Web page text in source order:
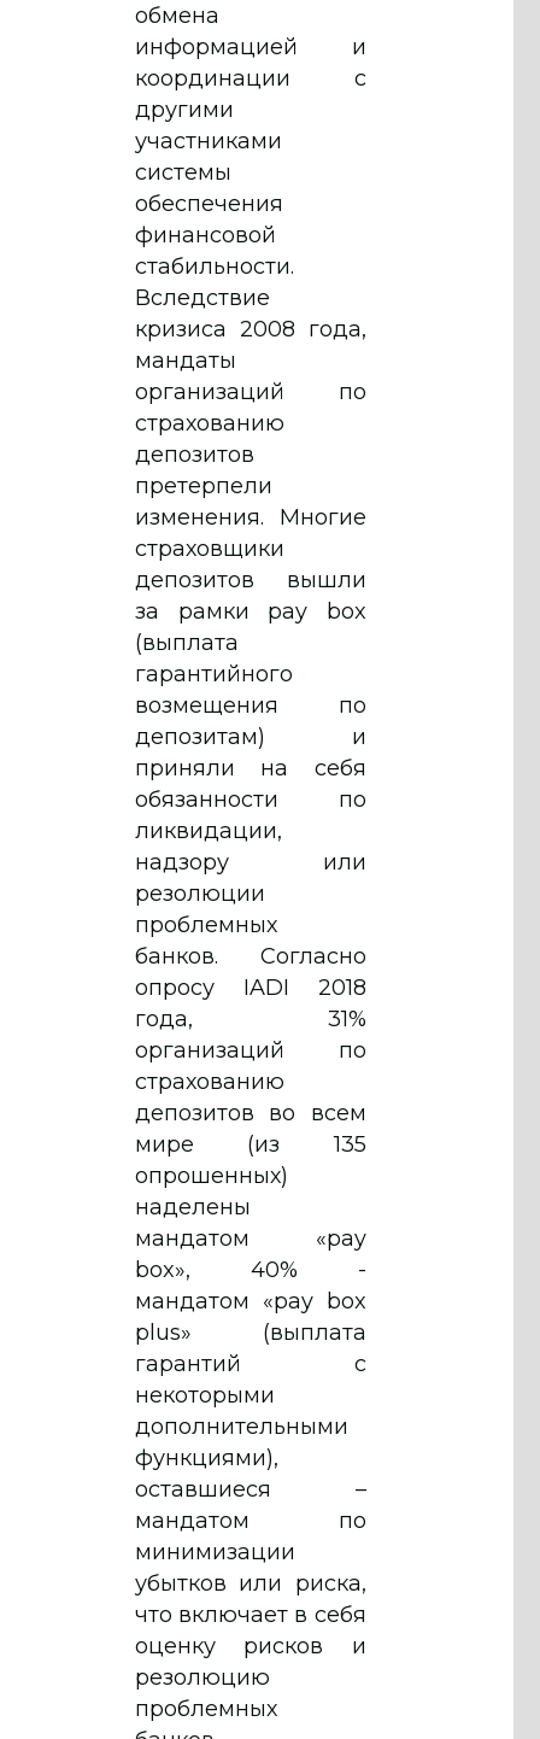
обмена
информацией и
координации с
другими
участниками
системы
обеспечения
финансовой
стабильности.
Вследствие
кризиса 2008 года,
мандаты
организаций по
страхованию
депозитов
претерпели
изменения. Многие
страховщики
депозитов вышли
за рамки pay box
(выплата
гарантийного
возмещения по
депозитам) и
приняли на себя
обязанности по
ликвидации,
надзору или
резолюции
проблемных
банков. Согласно
опросу IADI 2018
года, 31%
организаций по
страхованию
депозитов во всем
мире (из 135
опрошенных)
наделены
мандатом «pay
box», 40% -
мандатом «pay box
plus» (выплата
гарантий с
некоторыми
дополнительными
функциями),
оставшиеся –
мандатом по
минимизации
убытков или риска,
что включает в себя
оценку рисков и
резолюцию
проблемных